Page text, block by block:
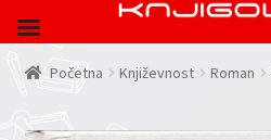
Početna Književnost Roman